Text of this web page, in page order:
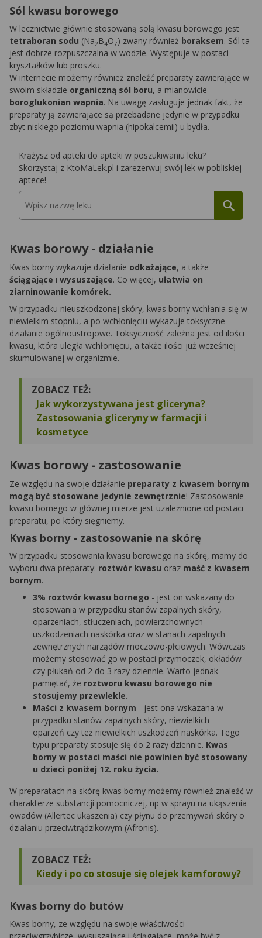
Sól kwasu borowego
W lecznictwie głównie stosowaną solą kwasu borowego jest
tetraboran sodu (Na2 B4O7) zwany również boraksem. Sól ta
jest dobrze rozpuszczalna w wodzie. Występuje w postaci
kryształków lub proszku.
W internecie możemy również znaleźć preparaty zawierające w
swoim składzie organiczną sól boru, a mianowicie
boroglukonian wapnia. Na uwagę zasługuje jednak fakt, że
preparaty ją zawierające są przebadane jedynie w przypadku
zbyt niskiego poziomu wapnia (hipokalcemii) u bydła.
Krążysz od apteki do apteki w poszukiwaniu leku?
Skorzystaj z KtoMaLek.pl i zarezerwuj swój lek w pobliskiej
aptece!
Kwas borowy - działanie
Kwas borny wykazuje działanie odkażające, a także
ściągające i wysuszające. Co więcej, ułatwia on
ziarninowanie komórek.
W przypadku nieuszkodzonej skóry, kwas borny wchłania się w
niewielkim stopniu, a po wchłonięciu wykazuje toksyczne
działanie ogólnoustrojowe. Toksyczność zależna jest od ilości
kwasu, która uległa wchłonięciu, a także ilości już wcześniej
skumulowanej w organizmie.
ZOBACZ TEŻ:
Jak wykorzystywana jest gliceryna?
Zastosowania gliceryny w farmacji i
kosmetyce
Kwas borowy - zastosowanie
Ze względu na swoje działanie preparaty z kwasem bornym
mogą być stosowane jedynie zewnętrznie! Zastosowanie
kwasu bornego w głównej mierze jest uzależnione od postaci
preparatu, po który sięgniemy.
Kwas borny - zastosowanie na skórę
W przypadku stosowania kwasu borowego na skórę, mamy do
wyboru dwa preparaty: roztwór kwasu oraz maść z kwasem
bornym.
3% roztwór kwasu bornego - jest on wskazany do
stosowania w przypadku stanów zapalnych skóry,
oparzeniach, stłuczeniach, powierzchownych
uszkodzeniach naskórka oraz w stanach zapalnych
zewnętrznych narządów moczowo-płciowych. Wówczas
możemy stosować go w postaci przymoczek, okładów
czy płukań od 2 do 3 razy dziennie. Warto jednak
pamiętać, że roztworu kwasu borowego nie
stosujemy przewlekle.
Maści z kwasem bornym - jest ona wskazana w
przypadku stanów zapalnych skóry, niewielkich
oparzeń czy też niewielkich uszkodzeń naskórka. Tego
typu preparaty stosuje się do 2 razy dziennie. Kwas
borny w postaci maści nie powinien być stosowany
u dzieci poniżej 12. roku życia.
W preparatach na skórę kwas borny możemy również znaleźć w
charakterze substancji pomocniczej, np w sprayu na ukąszenia
owadów (Allertec ukąszenia) czy płynu do przemywań skóry o
działaniu przeciwtrądzikowym (Afronis).
ZOBACZ TEŻ:
Kiedy i po co stosuje się olejek kamforowy?
Kwas borny do butów
Kwas borny, ze względu na swoje właściwości